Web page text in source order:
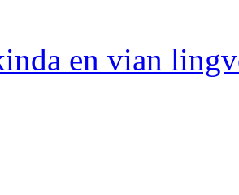
en vian